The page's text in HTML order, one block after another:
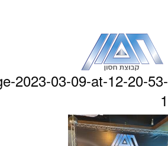
העמוד
2023-03-09-at-12-20-53-
1